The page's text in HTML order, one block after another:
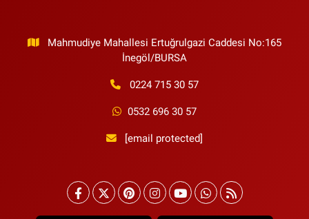
Mahmudiye Mahallesi Ertuğrulgazi Caddesi No:165
İnegöl/BURSA
0224 715 30 57
0532 696 30 57
[email protected]